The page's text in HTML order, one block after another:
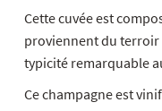
Cette cuvée est
proviennent du terroir
typicité remarquable
Ce champagne est